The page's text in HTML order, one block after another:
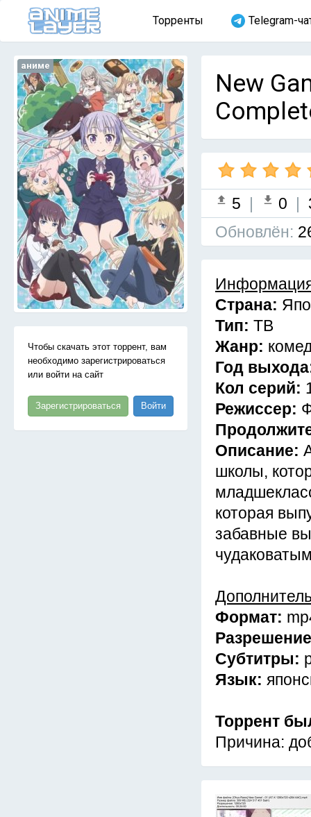
Торренты Telegram-
аниме
Чтобы скачать этот торрент, вам
необходимо зарегистрироваться
или войти на сайт
Зарегистрироваться Войти
New
5 | 0 |
Обновлён:
Страна:
Тип: ТВ
Жанр:
Год
Кол серий:
Режиссер:
Описание:
школы,
которая
забавные
Формат:
Субтитры:
Язык:
Торрент
Причина: